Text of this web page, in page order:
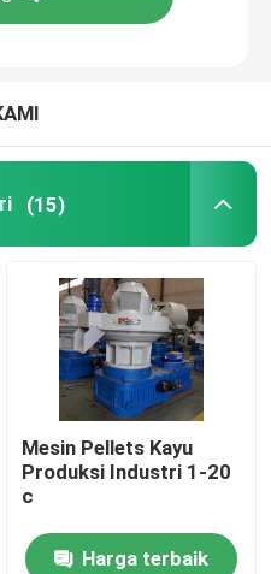
(15)
Mesin Pellets Kayu
Produksi Industri 1-20
c
Harga terbaik